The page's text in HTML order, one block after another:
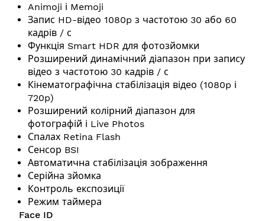
Animoji і Memoji
Запис HD-відео 1080p з частотою 30 або 60
кадрів / с
Функція Smart HDR для фотозйомки
Розширений динамічний діапазон при запису
відео з частотою 30 кадрів / с
Кінематографічна стабілізація відео (1080p і
720p)
Розширений колірний діапазон для
фотографій і Live Photos
Спалах Retina Flash
Сенсор BSI
Автоматична стабілізація зображення
Серійна зйомка
Контроль експозиції
Режим таймера
Face ID